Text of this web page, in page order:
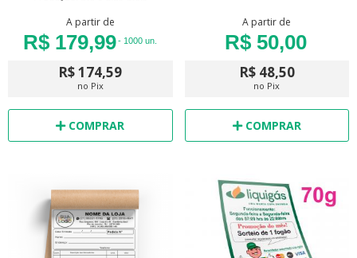
A partir de
R$ 179,99- 1000 un.
R$ 174,59
no Pix
COMPRAR
A partir de
R$ 50,00
R$ 48,50
no Pix
COMPRAR